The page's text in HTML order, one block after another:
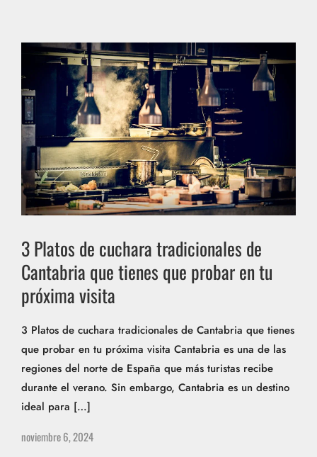
3 Platos de cuchara tradicionales de
Cantabria que tienes que probar en tu
próxima visita
3 Platos de cuchara tradicionales de Cantabria que tienes
que probar en tu próxima visita Cantabria es una de las
regiones del norte de España que más turistas recibe
durante el verano. Sin embargo, Cantabria es un destino
ideal para […]
noviembre 6, 2024